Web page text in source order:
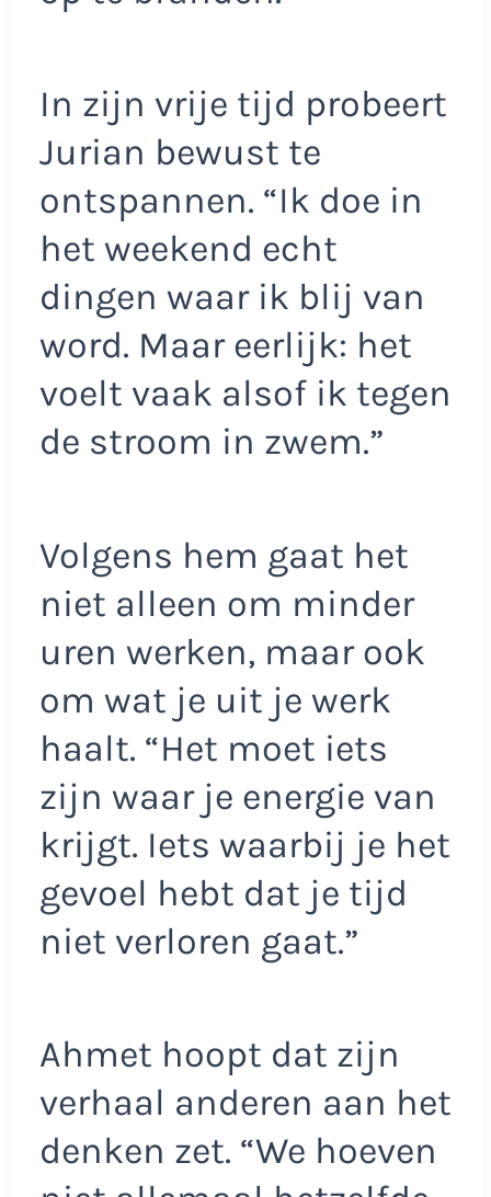
In zijn vrije tijd probeert
Jurian bewust te
ontspannen. “Ik doe in
het weekend echt
dingen waar ik blij van
word. Maar eerlijk: het
voelt vaak alsof ik tegen
de stroom in zwem.”
Volgens hem gaat het
niet alleen om minder
uren werken, maar ook
om wat je uit je werk
haalt. “Het moet iets
zijn waar je energie van
krijgt. Iets waarbij je het
gevoel hebt dat je tijd
niet verloren gaat.”
Ahmet hoopt dat zijn
verhaal anderen aan het
denken zet. “We hoeven